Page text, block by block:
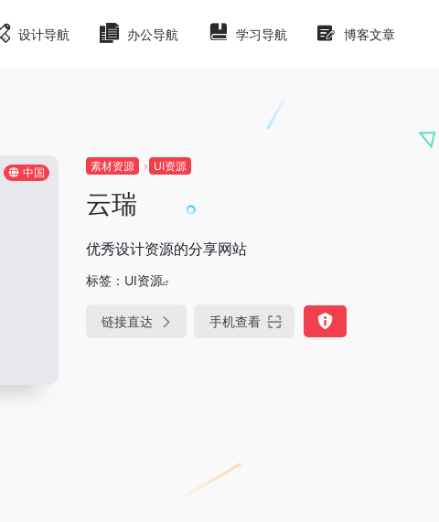
设计导航 办公导航 学习导航 博客文章
中国 素材资源 UI资源
云瑞
优秀设计资源的分享网站
标签： UI资源
链接直达 手机查看